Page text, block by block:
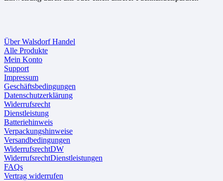
Über Walsdorf Handel
Alle Produkte
Mein Konto
Support
Impressum
Geschäftsbedingungen
Datenschutzerklärung
Widerrufsrecht
Dienstleistung
Batteriehinweis
Verpackungshinweise
Versandbedingungen
WiderrufsrechtDW
WiderrufsrechtDienstleistungen
FAQs
Vertrag widerrufen